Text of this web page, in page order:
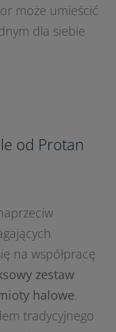
może umieścić
dla siebie
od Protan
na współpracę
zestaw
halowe.
tradycyjnego